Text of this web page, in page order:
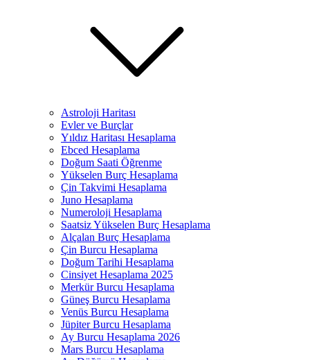
Astroloji Haritası
Evler ve Burçlar
Yıldız Haritası Hesaplama
Ebced Hesaplama
Doğum Saati Öğrenme
Yükselen Burç Hesaplama
Çin Takvimi Hesaplama
Juno Hesaplama
Numeroloji Hesaplama​
Saatsiz Yükselen Burç Hesaplama
Alçalan Burç Hesaplama
Çin Burcu Hesaplama
Doğum Tarihi Hesaplama
Cinsiyet Hesaplama 2025
Merkür Burcu Hesaplama
Güneş Burcu Hesaplama
Venüs Burcu Hesaplama
Jüpiter Burcu Hesaplama
Ay Burcu Hesaplama 2026
Mars Burcu Hesaplama